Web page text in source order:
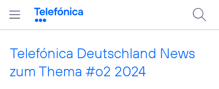
Telefónica Deutschland News
zum Thema #o2 2024